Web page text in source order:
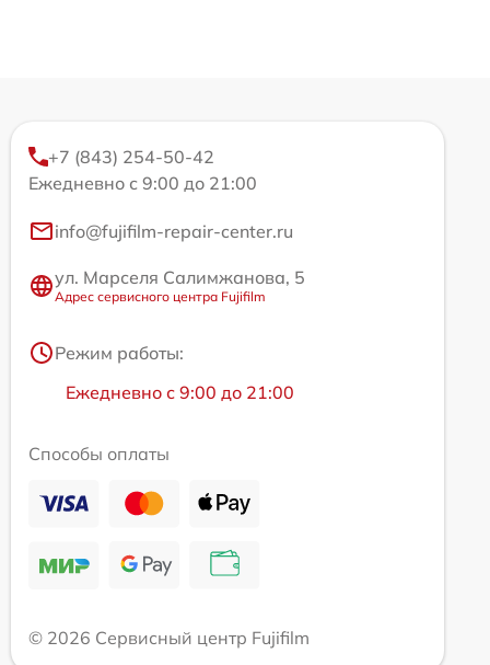
+7 (843) 254-50-42
Ежедневно с 9:00 до 21:00
info@fujifilm-repair-center.ru
ул. Марселя Салимжанова, 5
Адрес сервисного центра Fujifilm
Режим работы:
Ежедневно с 9:00 до 21:00
Способы оплаты
© 2026 Сервисный центр Fujifilm